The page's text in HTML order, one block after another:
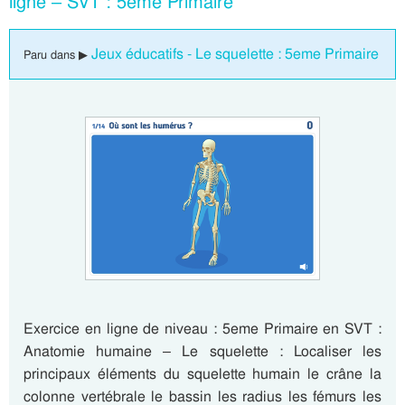
Paru dans ▶ Jeux éducatifs - Le squelette : 5eme Primaire
Exercice en ligne de niveau : 5eme Primaire en SVT :
Anatomie humaine – Le squelette : Localiser les
principaux éléments du squelette humain le crâne la
colonne vertébrale le bassin les radius les fémurs les